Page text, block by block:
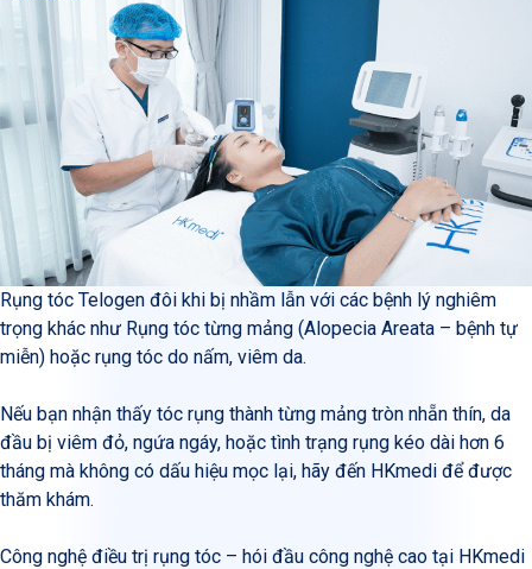
Rụng tóc Telogen đôi khi bị nhầm lẫn với các bệnh lý nghiêm
trọng khác như Rụng tóc từng mảng (Alopecia Areata – bệnh tự
miễn) hoặc rụng tóc do nấm, viêm da.
Nếu bạn nhận thấy tóc rụng thành từng mảng tròn nhẵn thín, da
đầu bị viêm đỏ, ngứa ngáy, hoặc tình trạng rụng kéo dài hơn 6
tháng mà không có dấu hiệu mọc lại, hãy đến HKmedi để được
thăm khám.
Công nghệ điều trị rụng tóc – hói đầu công nghệ cao tại HKmedi